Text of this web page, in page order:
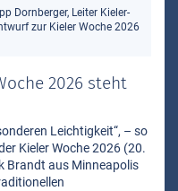
Dornberger, Leiter Kieler-
zur Kieler Woche 2026
2026 steht
Leichtigkeit“, – so
Kieler Woche 2026 (20.
Brandt aus Minneapolis